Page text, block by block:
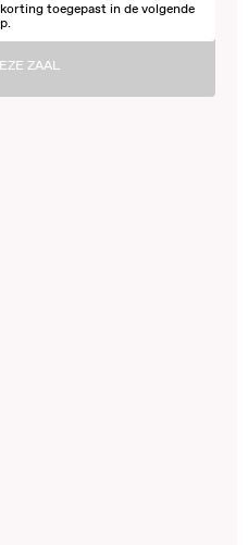
toegepast in de volgende
ZAAL